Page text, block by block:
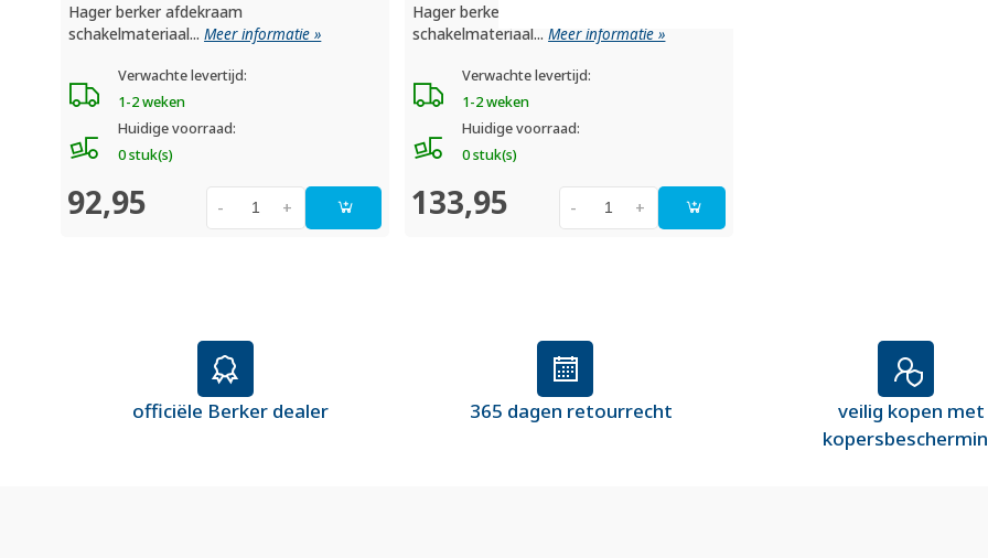
Hager berker afdekraam
schakelmateriaal...Meer informatie »
Verwachte levertijd:
1-2 weken
Huidige voorraad:
0 stuk(s)
92,95 +
-
Hager berker afdekraam
schakelmateriaal...Meer informatie »
Verwachte levertijd:
1-2 weken
Huidige voorraad:
0 stuk(s)
133,95 +
-
officiële Berker dealer 365 dagen retourrecht
veilig kopen met